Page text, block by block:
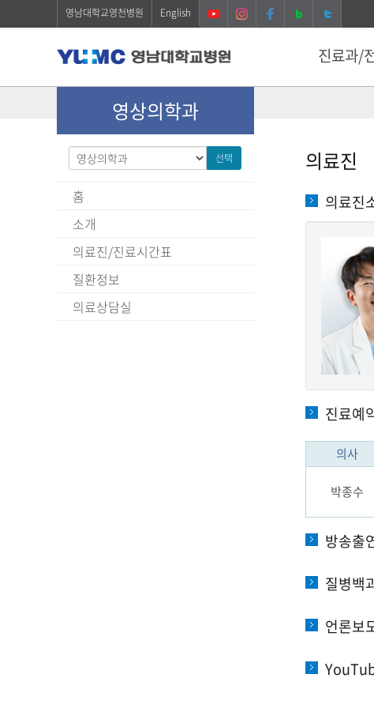
영남대학교영천병원 English
진료과/
영상의학과
선택
홈
소개
의료진/진료시간표
질환정보
의료상담실
의료진
의료진
진료예
의사
박종수
방송출
질병백
언론보